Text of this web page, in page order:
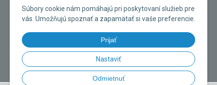
Súbory cookie nám pomáhajú pri poskytovaní služieb pre
vás. Umožňujú spoznať a zapamätať si vaše preferencie.
Prijať
Nastaviť
Odmietnuť